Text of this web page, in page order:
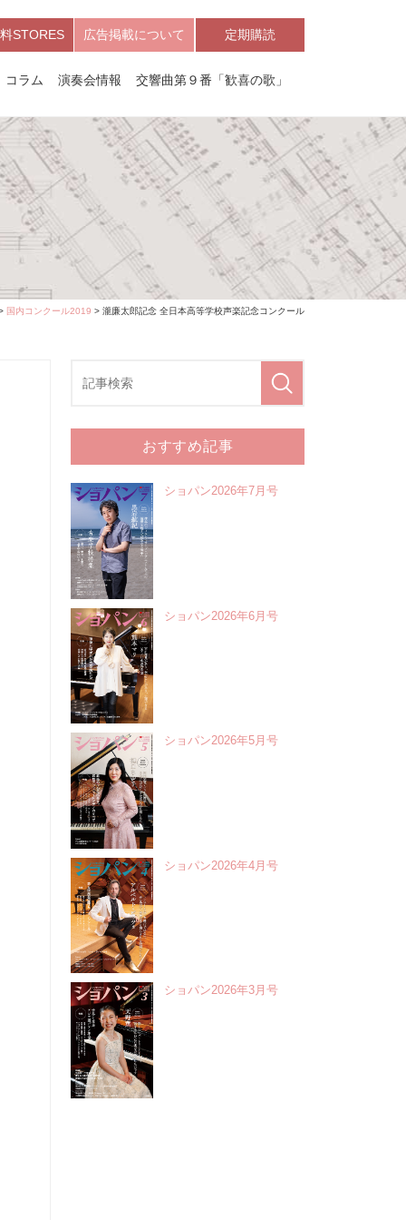
STORES 広告掲載について 定期購読
コラム 演奏会情報 交響曲第９番「歓喜の歌」
国内コンクール2019 > 瀧廉太郎記念 全日本高等学校声楽記念コンクール
おすすめ記事
ショパン2026年7月号
ショパン2026年6月号
ショパン2026年5月号
ショパン2026年4月号
ショパン2026年3月号